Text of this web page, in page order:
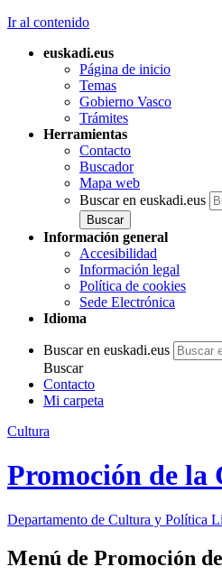
Ir al contenido
euskadi.eus
Página de inicio
Temas
Gobierno Vasco
Trámites
Herramientas
Contacto
Buscador
Mapa web
Buscar en euskadi.eus
Información general
Accesibilidad
Información legal
Política de cookies
Sede Electrónica
Idioma
Buscar en euskadi.eus
Buscar
Contacto
Mi carpeta
Cultura
Promoción de la
Departamento de Cultura y Política
Menú de Promoción